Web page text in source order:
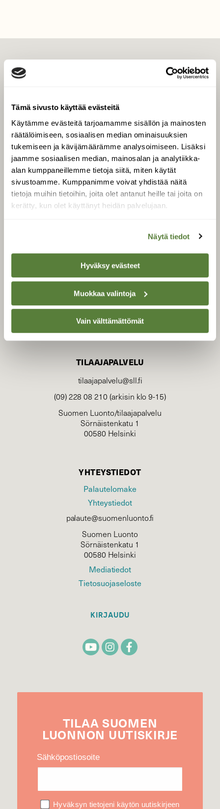
Tämä sivusto käyttää evästeitä
Käytämme evästeitä tarjoamamme sisällön ja mainosten
räätälöimiseen, sosiaalisen median ominaisuuksien
tukemiseen ja kävijämäärämme analysoimiseen. Lisäksi
jaamme sosiaalisen median, mainosalan ja analytiikka-
alan kumppaneillemme tietoja siitä, miten käytät
sivustoamme. Kumppanimme voivat yhdistää näitä
tietoja muihin tietoihin, joita olet antanut heille tai joita on
kerätty, kun olet käyttänyt heidän palvelujaan.
Näytä tiedot
Hyväksy evästeet
Muokkaa valintoja
Vain välttämättömät
Tilaa digilukuoikeus
Äänestä parasta juttua
Tilaa uutiskirje
SUOMEN LUONNON­
SUOJELU­LIITTO
Suomen Luonto -lehden
luonnonsuojelu­liitto.
TILAAJAPALVELU
tilaajapalvelu@sll.fi
(09) 228 08 210 (arkisin klo 9-15)
Suomen Luonto/tilaajapalvelu
Sörnäistenkatu 1
00580 Helsinki
YHTEYSTIEDOT
Palautelomake
Yhteystiedot
palaute@suomenluonto.fi
Suomen Luonto
Sörnäistenkatu 1
00580 Helsinki
Mediatiedot
Tietosuojaseloste
KIRJAUDU
TILAA SUOMEN
LUONNON UUTIS­KIRJE
Sähköpostiosoite
Hyväksyn tietojeni käytön uutiskirjeen